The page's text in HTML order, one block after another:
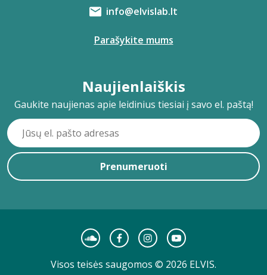
info@elvislab.lt
Parašykite mums
Naujienlaiškis
Gaukite naujienas apie leidinius tiesiai į savo el. paštą!
Prenumeruoti
Visos teisės saugomos © 2026 ELVIS.